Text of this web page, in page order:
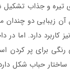
تیره و جذاب
زیبایی دو چندان
کاربرد دارد. اما
برای پر کردن
حباب شکل